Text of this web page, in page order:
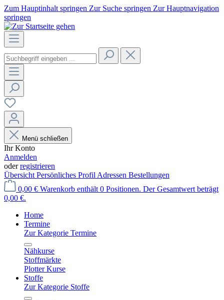
Zum Hauptinhalt springen Zur Suche springen Zur Hauptnavigation
springen
Menü schließen
Ihr Konto
Anmelden
oderregistrieren
Übersicht Persönliches Profil Adressen Bestellungen
0,00 € Warenkorb enthält 0 Positionen. Der Gesamtwert beträgt
0,00 €.
Home
Termine
Zur Kategorie Termine
Nähkurse
Stoffmärkte
Plotter Kurse
Stoffe
Zur Kategorie Stoffe